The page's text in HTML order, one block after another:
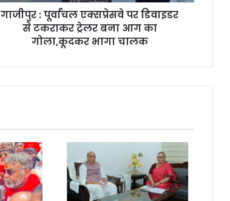
गाजीपुर : पूर्वांचल एक्सप्रेसवे पर डिवाइडर
से टकराकर ट्रेलर बना आग का
गोला,कूदकर भागा चालक